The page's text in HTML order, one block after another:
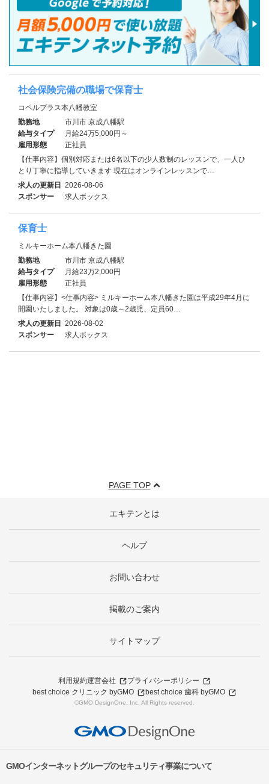
社会保険完備の職場で保育士
コペルプラス本八幡教室
勤務地
市川市 京成八幡駅
給与タイプ
月給24万5,000円～
雇用形態
正社員
【仕事内容】個別対応または6名以下の少人数制のレッスンで、一人ひ
とり丁寧に指導していきます 現在はオンラインレッスンで…
求人の更新日 2026-08-06
スポンサー
求人ボックス
保育士
ミルキーホーム本八幡きた園
勤務地
市川市 京成八幡駅
給与タイプ
月給23万2,000円
雇用形態
正社員
【仕事内容】<仕事内容> ミルキーホーム本八幡きた園は平成29年4月に
開園いたしました。 対象は0歳～2歳児、定員60…
求人の更新日 2026-08-02
スポンサー
求人ボックス
PAGE TOP
エキテンとは
ヘルプ
お問い合わせ
掲載のご案内
サイトマップ
利用規約運営会社
プライバシーポリシー
best choice クリニック byGMO
best choice 歯科 byGMO
©GMO DesignOne, Inc. All Rights reserved.
GMOインターネットグループのセキュリティ事業について